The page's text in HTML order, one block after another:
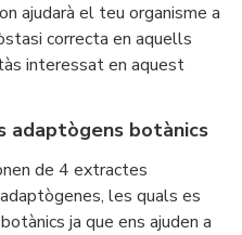
ajudarà el teu organisme a
correcta en aquells
interessat en aquest
adaptògens botànics
de 4 extractes
les quals es
ja que ens ajuden a